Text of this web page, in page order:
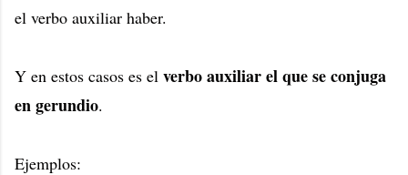
el verbo auxiliar haber.
Y en estos casos es el verbo auxiliar el que se conjuga
en gerundio.
Ejemplos: